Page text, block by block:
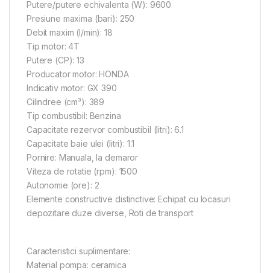
Putere/putere echivalenta (W): 9600
Presiune maxima (bari): 250
Debit maxim (l/min): 18
Tip motor: 4T
Putere (CP): 13
Producator motor: HONDA
Indicativ motor: GX 390
Cilindree (cm³): 389
Tip combustibil: Benzina
Capacitate rezervor combustibil (litri): 6.1
Capacitate baie ulei (litri): 1.1
Pornire: Manuala, la demaror
Viteza de rotatie (rpm): 1500
Autonomie (ore): 2
Elemente constructive distinctive: Echipat cu locasuri
depozitare duze diverse, Roti de transport
Caracteristici suplimentare:
Material pompa: ceramica